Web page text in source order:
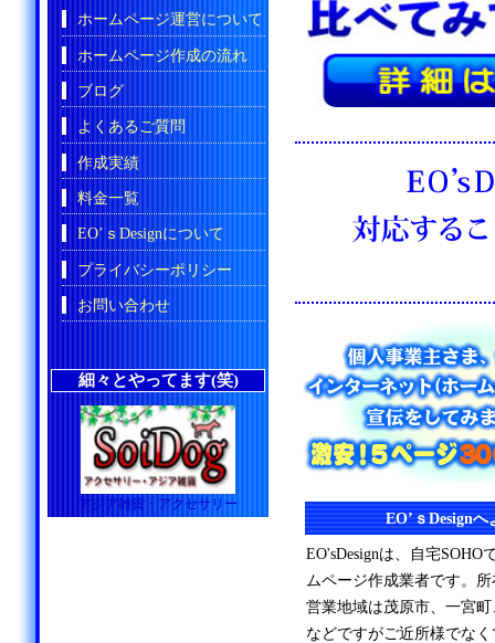
EO’ｓDesign
EO'sDesignは、自宅SOHO
ムページ作成業者です。
営業地域は茂原市、一宮
などですがご近所様でな
ホームページ運営について
ホームページ作成の流れ
ブログ
よくあるご質問
作成実績
料金一覧
EO’ｓDesignについて
プライバシーポリシー
お問い合わせ
細々とやってます(笑)
アジア雑貨・アクセサリー